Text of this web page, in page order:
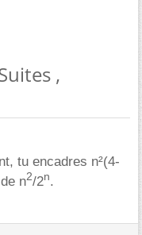
,
tu encadres n²(4-
n2/2n.